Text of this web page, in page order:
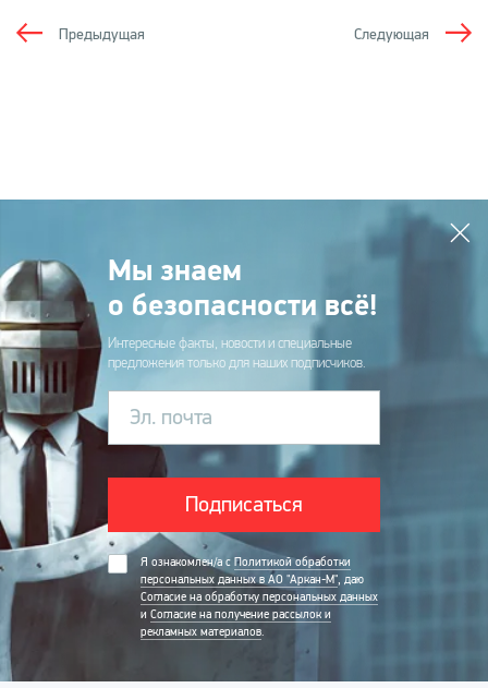
Следующая
Предыдущая
Мы знаем
о безопасности всё!
Интересные факты, новости и специальные
предложения только для наших подписчиков.
Эл. почта
Подписаться
Я ознакомлен/а с Политикой обработки
персональных данных в АО "Аркан-М", даю
Согласие на обработку персональных данных
и Согласие на получение рассылок и
рекламных материалов.